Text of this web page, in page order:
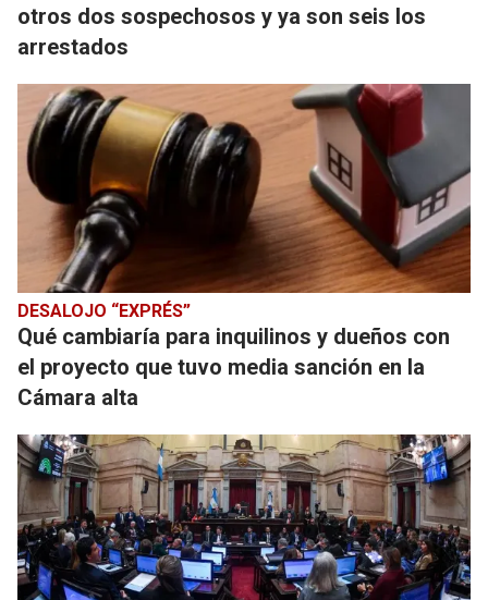
otros dos sospechosos y ya son seis los
arrestados
DESALOJO “EXPRÉS”
Qué cambiaría para inquilinos y dueños con
el proyecto que tuvo media sanción en la
Cámara alta